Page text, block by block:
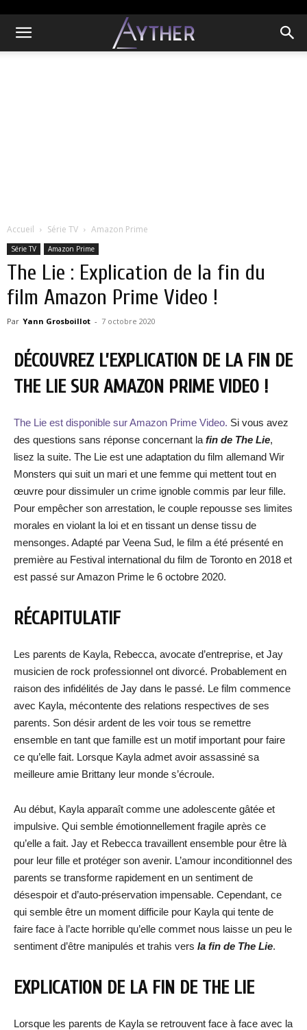
Accueil Série TV Amazon Prime
Série TV Amazon Prime
The Lie : Explication de la fin du
film Amazon Prime Video !
Par Yann Grosboillot - 7 octobre 2020
DÉCOUVREZ L’EXPLICATION DE LA FIN DE
THE LIE SUR AMAZON PRIME VIDEO !
The Lie est disponible sur Amazon Prime Video. Si vous avez
des questions sans réponse concernant la fin de The Lie,
lisez la suite. The Lie est une adaptation du film allemand Wir
Monsters qui suit un mari et une femme qui mettent tout en
œuvre pour dissimuler un crime ignoble commis par leur fille.
Pour empêcher son arrestation, le couple repousse ses limites
morales en violant la loi et en tissant un dense tissu de
mensonges. Adapté par Veena Sud, le film a été présenté en
première au Festival international du film de Toronto en 2018 et
est passé sur Amazon Prime le 6 octobre 2020.
RÉCAPITULATIF
Les parents de Kayla, Rebecca, avocate d’entreprise, et Jay
musicien de rock professionnel ont divorcé. Probablement en
raison des infidélités de Jay dans le passé. Le film commence
avec Kayla, mécontente des relations respectives de ses
parents. Son désir ardent de les voir tous se remettre
ensemble en tant que famille est un motif important pour faire
ce qu’elle fait. Lorsque Kayla admet avoir assassiné sa
meilleure amie Brittany leur monde s’écroule.
Au début, Kayla apparaît comme une adolescente gâtée et
impulsive. Qui semble émotionnellement fragile après ce
qu’elle a fait. Jay et Rebecca travaillent ensemble pour être là
pour leur fille et protéger son avenir. L’amour inconditionnel des
parents se transforme rapidement en un sentiment de
désespoir et d’auto-préservation impensable. Cependant, ce
qui semble être un moment difficile pour Kayla qui tente de
faire face à l’acte horrible qu’elle commet nous laisse un peu le
sentiment d’être manipulés et trahis vers la fin de The Lie.
EXPLICATION DE LA FIN DE THE LIE
Lorsque les parents de Kayla se retrouvent face à face avec la